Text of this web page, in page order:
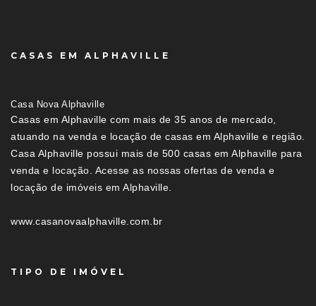
CASAS EM ALPHAVILLE
Casa Nova Alphaville
Casas em Alphaville com mais de 35 anos de mercado,
atuando na venda e locação de casas em Alphaville e região.
Casa Alphaville possui mais de 500 casas em Alphaville para
venda e locação. Acesse as nossas ofertas de venda e
locação de imóveis em Alphaville.
www.casanovaalphaville.com.br
TIPO DE IMÓVEL